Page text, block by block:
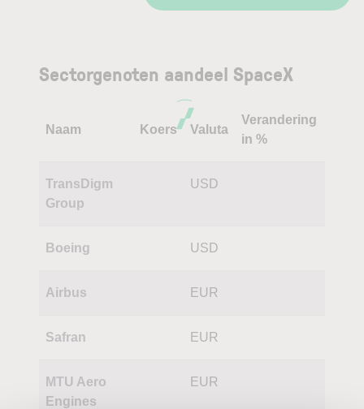
Sectorgenoten aandeel SpaceX
Naam Koers Valuta
Verandering
in %
TransDigm
Group
USD
Boeing USD
Airbus EUR
Safran EUR
MTU Aero
Engines
EUR